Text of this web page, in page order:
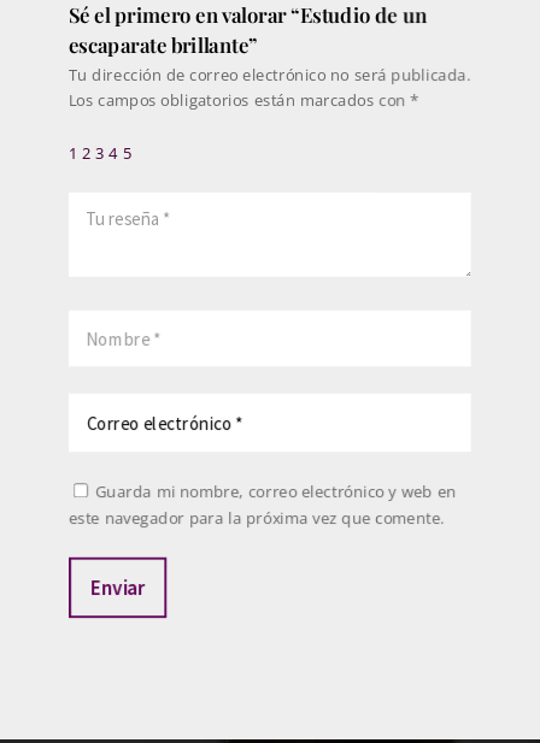
Sé el primero en valorar “Estudio de un
escaparate brillante”
Tu dirección de correo electrónico no será publicada.
Los campos obligatorios están marcados con*
1 2 3 4 5
Guarda mi nombre, correo electrónico y web en
este navegador para la próxima vez que comente.
Enviar